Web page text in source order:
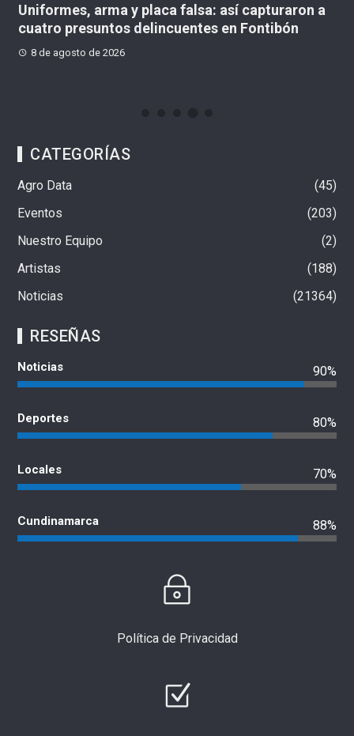
Uniformes, arma y placa falsa: así capturaron a
cuatro presuntos delincuentes en Fontibón
8 de agosto de 2026
CATEGORÍAS
Agro Data
45
Eventos
203
Nuestro Equipo
2
Artistas
188
Noticias
21364
RESEÑAS
Noticias 90%
Deportes 80%
Locales 70%
Cundinamarca 88%
Política de Privacidad